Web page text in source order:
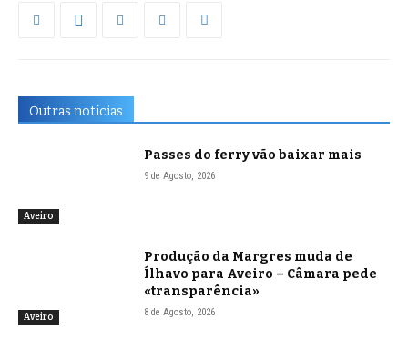
Outras notícias
Aveiro
Passes do ferry vão baixar mais
9 de Agosto, 2026
Aveiro
Produção da Margres muda de
Ílhavo para Aveiro – Câmara pede
«transparência»
8 de Agosto, 2026